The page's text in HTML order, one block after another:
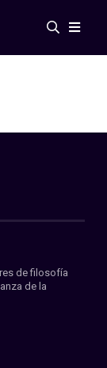
de filosofía
de la